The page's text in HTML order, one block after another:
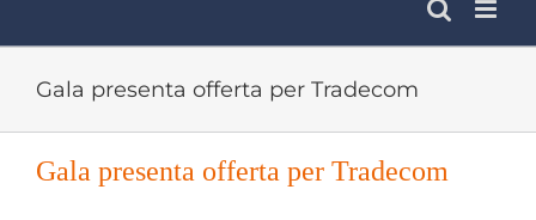
Gala presenta offerta per Tradecom
Gala presenta offerta per Tradecom